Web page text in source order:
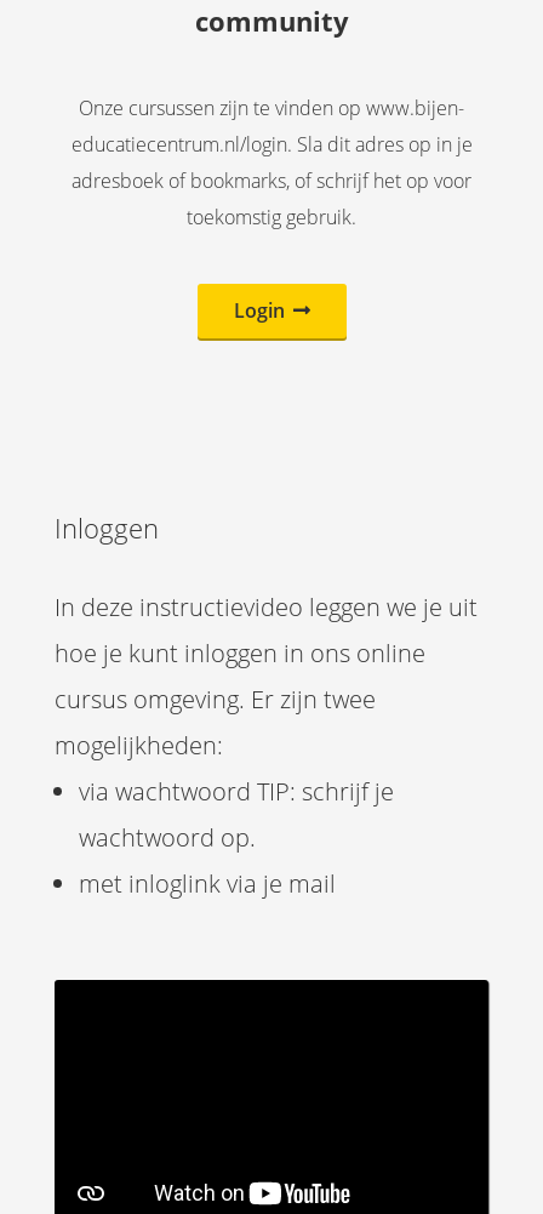
community
Onze cursussen zijn te vinden op www.bijen-
educatiecentrum.nl/login. Sla dit adres op in je
adresboek of bookmarks, of schrijf het op voor
toekomstig gebruik.
Login
Inloggen
In deze instructievideo leggen we je uit
hoe je kunt inloggen in ons online
cursus omgeving. Er zijn twee
mogelijkheden:
via wachtwoord TIP: schrijf je
wachtwoord op.
met inloglink via je mail